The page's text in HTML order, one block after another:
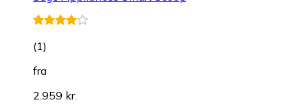
(1)
fra
2.959 kr.